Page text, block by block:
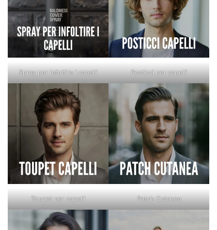
Spray per infoltire i capelli Posticci per capelli
Toupet per capelli Patch Cutanea